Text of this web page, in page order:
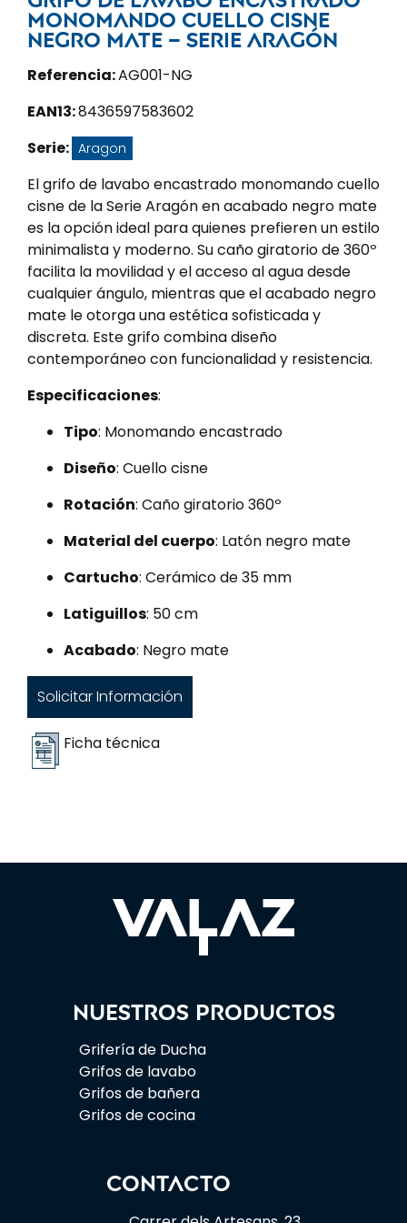
monomando cuello cisne
negro mate – Serie Aragón
Referencia:AG001-NG
EAN13:8436597583602
Serie: Aragon
El grifo de lavabo encastrado monomando cuello
cisne de la Serie Aragón en acabado negro mate
es la opción ideal para quienes prefieren un estilo
minimalista y moderno. Su caño giratorio de 360º
facilita la movilidad y el acceso al agua desde
cualquier ángulo, mientras que el acabado negro
mate le otorga una estética sofisticada y
discreta. Este grifo combina diseño
contemporáneo con funcionalidad y resistencia.
Especificaciones:
Tipo: Monomando encastrado
Diseño: Cuello cisne
Rotación: Caño giratorio 360º
Material del cuerpo: Latón negro mate
Cartucho: Cerámico de 35 mm
Latiguillos: 50 cm
Acabado: Negro mate
Solicitar Información
Ficha técnica
Nuestros productos
Grifería de Ducha
Grifos de lavabo
Grifos de bañera
Grifos de cocina
CONTACTO